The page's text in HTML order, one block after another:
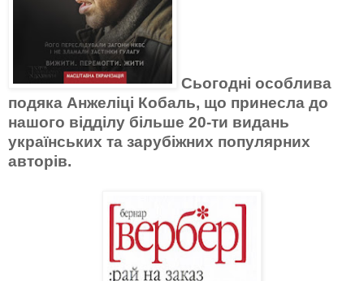
Сьогодні особлива
подяка Анжеліці Кобаль, що принесла до
нашого відділу більше 20-ти видань
українських та зарубіжних популярних
авторів.